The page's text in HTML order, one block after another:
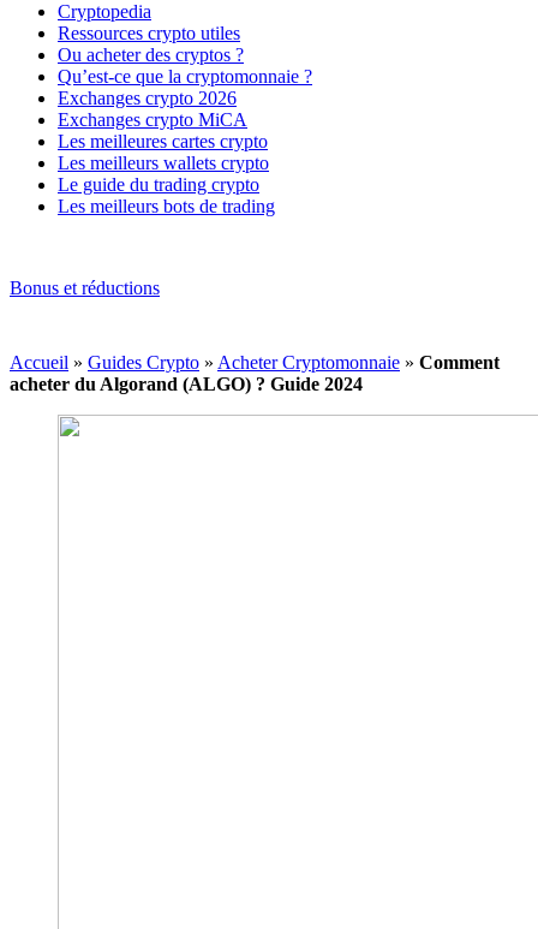
Cryptopedia
Ressources crypto utiles
Ou acheter des cryptos ?
Qu’est-ce que la cryptomonnaie ?
Exchanges crypto 2026
Exchanges crypto MiCA
Les meilleures cartes crypto
Les meilleurs wallets crypto
Le guide du trading crypto
Les meilleurs bots de trading
Bonus et réductions
Accueil » Guides Crypto » Acheter Cryptomonnaie » Comment
acheter du Algorand (ALGO) ? Guide 2024